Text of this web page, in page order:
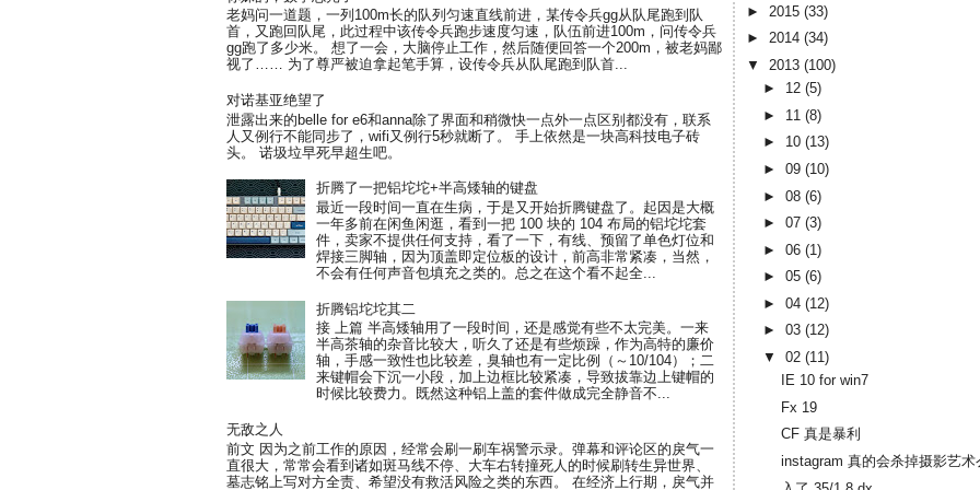
老妈问一道题，一列100m长的队列匀速直线前进，某传令兵gg从队尾跑到队
首，又跑回队尾，此过程中该传令兵跑步速度匀速，队伍前进100m，问传令兵
gg跑了多少米。 想了一会，大脑停止工作，然后随便回答一个200m，被老妈鄙
视了…… 为了尊严被迫拿起笔手算，设传令兵从队尾跑到队首...
对诺基亚绝望了
泄露出来的belle for e6和anna除了界面和稍微快一点外一点区别都没有，联系
人又例行不能同步了，wifi又例行5秒就断了。 手上依然是一块高科技电子砖
头。 诺圾垃早死早超生吧。
折腾了一把铝坨坨+半高矮轴的键盘
最近一段时间一直在生病，于是又开始折腾键盘了。起因是大概
一年多前在闲鱼闲逛，看到一把 100 块的 104 布局的铝坨坨套
件，卖家不提供任何支持，看了一下，有线、预留了单色灯位和
焊接三脚轴，因为顶盖即定位板的设计，前高非常紧凑，当然，
不会有任何声音包填充之类的。总之在这个看不起全...
折腾铝坨坨其二
接 上篇 半高矮轴用了一段时间，还是感觉有些不太完美。一来
半高茶轴的杂音比较大，听久了还是有些烦躁，作为高特的廉价
轴，手感一致性也比较差，臭轴也有一定比例（～10/104）；二
来键帽会下沉一小段，加上边框比较紧凑，导致拔靠边上键帽的
时候比较费力。既然这种铝上盖的套件做成完全静音不...
无敌之人
前文 因为之前工作的原因，经常会刷一刷车祸警示录。弹幕和评论区的戾气一
直很大，常常会看到诸如斑马线不停、大车右转撞死人的时候刷转生异世界、
墓志铭上写对方全责、希望没有救活风险之类的东西。 在经济上行期，戾气并
► 2015 (33)
► 2014 (34)
▼ 2013 (100)
► 12(5)
► 11(8)
► 10(13)
►09(10)
►08(6)
►07(3)
►06(1)
►05(6)
►04(12)
►03(12)
▼02(11)
IE 10 for win7
Fx 19
CF 真是暴利
instagram 真的会杀掉摄影艺术